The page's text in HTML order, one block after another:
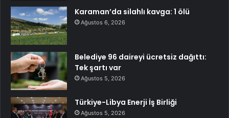
Karaman’da silahlı kavga: 1 ölü
Ağustos 6, 2026
Belediye 96 daireyi ücretsiz dağıttı:
Tek şartı var
Ağustos 5, 2026
Türkiye-Libya Enerji İş Birliği
Ağustos 5, 2026